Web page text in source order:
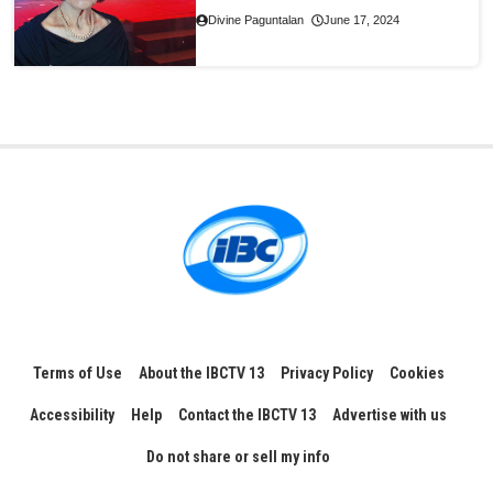
Divine Paguntalan June 17, 2024
Terms of Use About the IBCTV 13 Privacy Policy Cookies
Accessibility Help Contact the IBCTV 13 Advertise with us
Do not share or sell my info